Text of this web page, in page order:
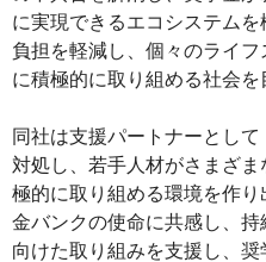
に実現できるエコシステム
負担を軽減し、個々のライ
に積極的に取り組める社会を
同社は支援パートナーとし
対処し、若手人材がさまざ
極的に取り組める環境を作
金バンクの使命に共感し、
向けた取り組みを支援し、